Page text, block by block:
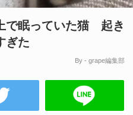
で眠っていた猫 起き
ぎた
By - grape編集部